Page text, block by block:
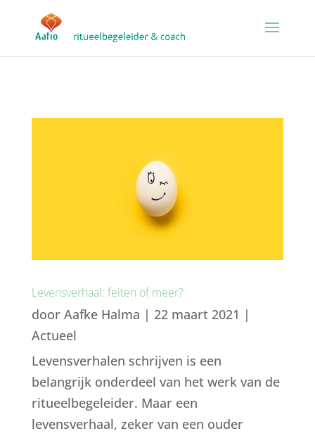
Levensverhaal: feiten of meer?
door Aafke Halma | 22 maart 2021 |
Actueel
Levensverhalen schrijven is een
belangrijk onderdeel van het werk van de
ritueelbegeleider. Maar een
levensverhaal, zeker van een ouder